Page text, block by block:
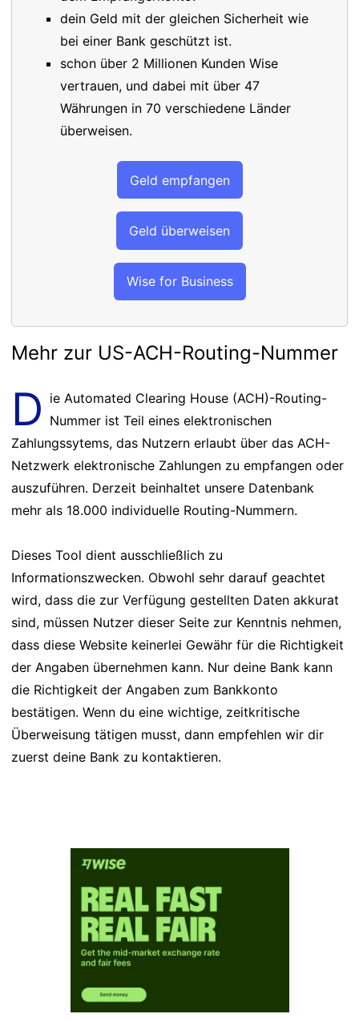
dein Geld mit der gleichen Sicherheit wie
bei einer Bank geschützt ist.
schon über 2 Millionen Kunden Wise
vertrauen, und dabei mit über 47
Währungen in 70 verschiedene Länder
überweisen.
Geld empfangen
Geld überweisen
Wise for Business
Mehr zur US-ACH-Routing-Nummer
D ie Automated Clearing House (ACH)-Routing-
Nummer ist Teil eines elektronischen
Zahlungssytems, das Nutzern erlaubt über das ACH-
Netzwerk elektronische Zahlungen zu empfangen oder
auszuführen. Derzeit beinhaltet unsere Datenbank
mehr als 18.000 individuelle Routing-Nummern.
Dieses Tool dient ausschließlich zu
Informationszwecken. Obwohl sehr darauf geachtet
wird, dass die zur Verfügung gestellten Daten akkurat
sind, müssen Nutzer dieser Seite zur Kenntnis nehmen,
dass diese Website keinerlei Gewähr für die Richtigkeit
der Angaben übernehmen kann. Nur deine Bank kann
die Richtigkeit der Angaben zum Bankkonto
bestätigen. Wenn du eine wichtige, zeitkritische
Überweisung tätigen musst, dann empfehlen wir dir
zuerst deine Bank zu kontaktieren.